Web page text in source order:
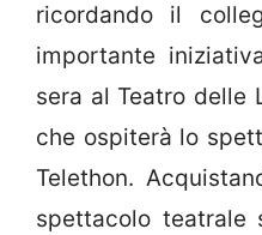
ricordando il
importante
sera al Teatro delle
che ospiterà lo
Telethon.
spettacolo